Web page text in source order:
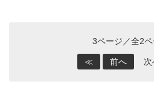
3ページ／全2ペ
≪ 前へ